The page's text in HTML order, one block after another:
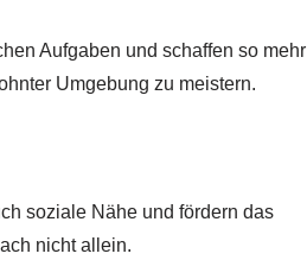
Aufgaben und schaffen so mehr
Umgebung zu meistern.
soziale Nähe und fördern das
nicht allein.